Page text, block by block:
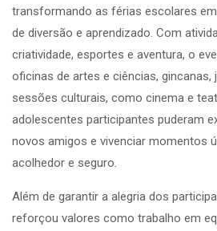
transformando as férias escolares
de diversão e aprendizado. Com
criatividade, esportes e aventura, o
oficinas de artes e ciências,
sessões culturais, como cinema e
adolescentes participantes puderam
novos amigos e vivenciar momentos
acolhedor e seguro.
Além de garantir a alegria dos
reforçou valores como trabalho em